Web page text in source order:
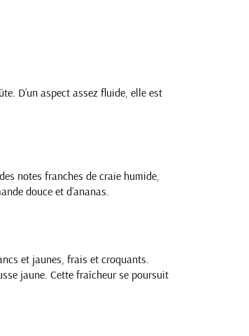
D’un aspect assez fluide, elle est
notes franches de craie humide,
douce et d’ananas.
et jaunes, frais et croquants.
jaune. Cette fraîcheur se poursuit